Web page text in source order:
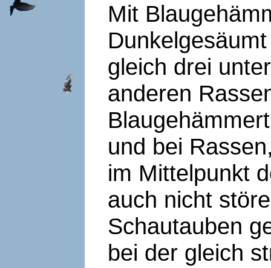
Mit
gleich drei
anderen
und bei
im Mittelpunkt
auch nicht
Schautauben
bei der gleich